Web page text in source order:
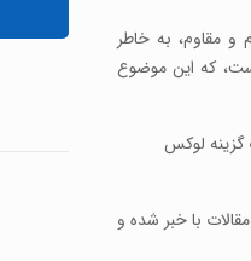
و مقاوم، به خاطر
که این موضوع
گزینه لوکس
مقالات با خبر شده و